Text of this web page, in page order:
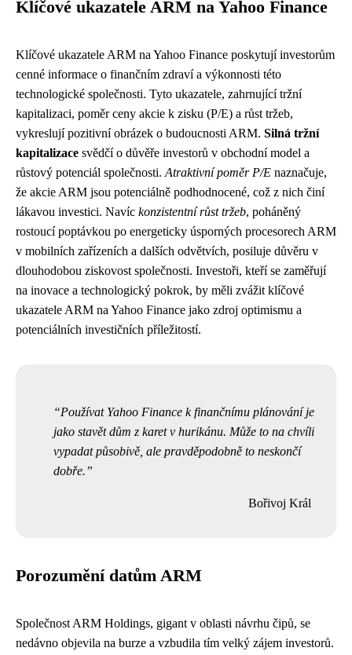
Klíčové ukazatele ARM na Yahoo Finance
Klíčové ukazatele ARM na Yahoo Finance poskytují investorům
cenné informace o finančním zdraví a výkonnosti této
technologické společnosti. Tyto ukazatele, zahrnující tržní
kapitalizaci, poměr ceny akcie k zisku (P/E) a růst tržeb,
vykreslují pozitivní obrázek o budoucnosti ARM. Silná tržní
kapitalizace svědčí o důvěře investorů v obchodní model a
růstový potenciál společnosti. Atraktivní poměr P/E naznačuje,
že akcie ARM jsou potenciálně podhodnocené, což z nich činí
lákavou investici. Navíc konzistentní růst tržeb, poháněný
rostoucí poptávkou po energeticky úsporných procesorech ARM
v mobilních zařízeních a dalších odvětvích, posiluje důvěru v
dlouhodobou ziskovost společnosti. Investoři, kteří se zaměřují
na inovace a technologický pokrok, by měli zvážit klíčové
ukazatele ARM na Yahoo Finance jako zdroj optimismu a
potenciálních investičních příležitostí.
Používat Yahoo Finance k finančnímu plánování je
jako stavět dům z karet v hurikánu. Může to na chvíli
vypadat působivě, ale pravděpodobně to neskončí
dobře.
Bořivoj Král
Porozumění datům ARM
Společnost ARM Holdings, gigant v oblasti návrhu čipů, se
nedávno objevila na burze a vzbudila tím velký zájem investorů.